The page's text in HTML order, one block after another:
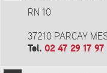
RN 10
37210 PARCAY
Tel. 02 47 29 17 97